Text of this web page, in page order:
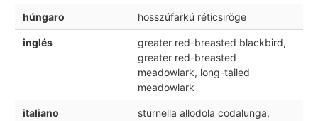
húngaro hosszúfarkú réticsiröge
inglés
greater red-breasted blackbird,
greater red-breasted
meadowlark, long-tailed
meadowlark
italiano
sturnella allodola codalunga,